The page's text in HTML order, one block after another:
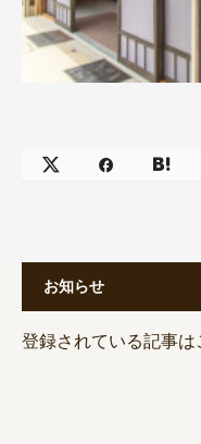
お知らせ
登録されている記事は